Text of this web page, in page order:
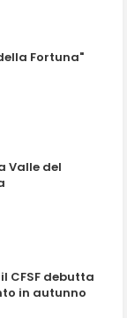
Fortuna"
Valle del
CFSF debutta
in autunno